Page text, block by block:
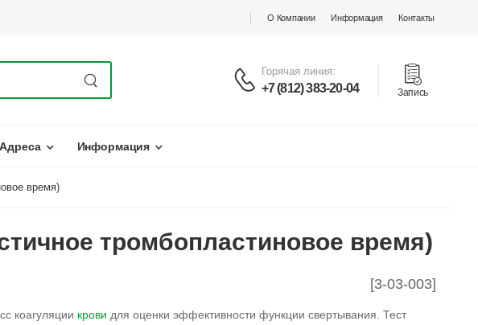
О Компании Информация Контакты
Горячая линия:
+7 (812) 383-20-04 Запись
Адреса Информация
время)
тромбопластиновое время)
[3-03-003]
коагуляции крови для оценки эффективности функции свертывания. Тест